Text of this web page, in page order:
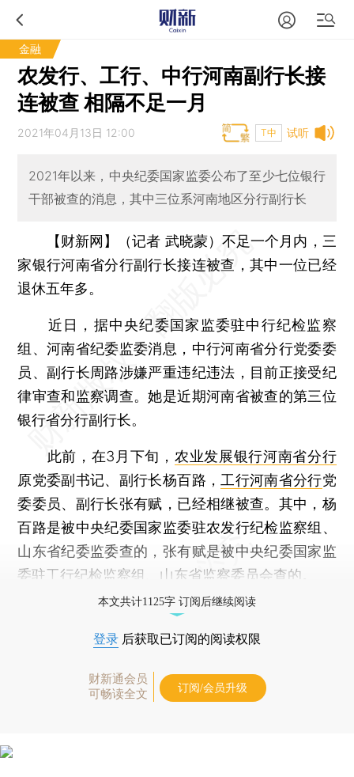
金融
农发行、工行、中行河南副行长接
连被查 相隔不足一月
试听
2021年04月13日 12:00 T中
2021年以来，中央纪委国家监委公布了至少七位银行
干部被查的消息，其中三位系河南地区分行副行长
【财新网】（记者 武晓蒙） 不足一个月内，三
家银行河南省分行副行长接连被查，其中一位已经
退休五年多。
近日，据中央纪委国家监委驻中行纪检监察
组、河南省纪委监委消息，中行河南省分行党委委
员、副行长周路涉嫌严重违纪违法，目前正接受纪
律审查和监察调查。她是近期河南省被查的第三位
银行省分行副行长。
此前，在3月下旬， 农业发展银行河南省分行
原党委副书记、副行长杨百路， 工行河南省分行党
委委员、副行长张有赋，已经相继被查。其中，杨
百路是被中央纪委国家监委驻农发行纪检监察组、
山东省纪委监委查的，张有赋是被中央纪委国家监
委驻工行纪检监察组、山东省监察委员会查的。
本文共计1125字 订阅后继续阅读
登录 后获取已订阅的阅读权限
财新通会员
可畅读全文
订阅/会员升级